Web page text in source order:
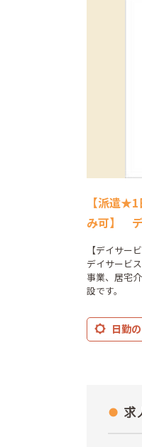
【派遣
み可】
【デイサー
デイサービ
事業、居宅
設です。
日勤
求